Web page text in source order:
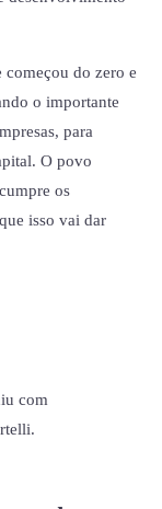
começou do zero e
o importante
para
O povo
os
isso vai dar
com